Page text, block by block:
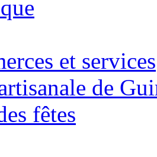
et services
de
fêtes